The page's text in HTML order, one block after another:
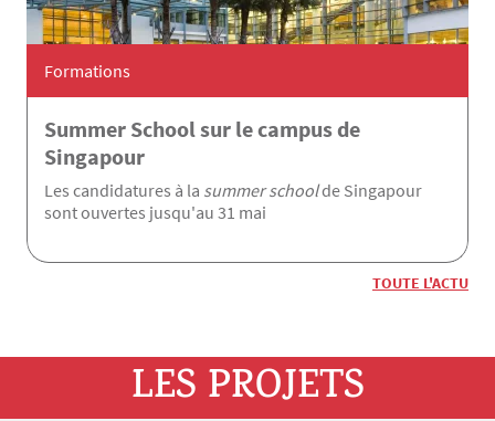
Formations
Summer School sur le campus de
Singapour
Les candidatures à la summer schoolde Singapour
sont ouvertes jusqu'au 31 mai
TOUTE L'ACTU
LES PROJETS